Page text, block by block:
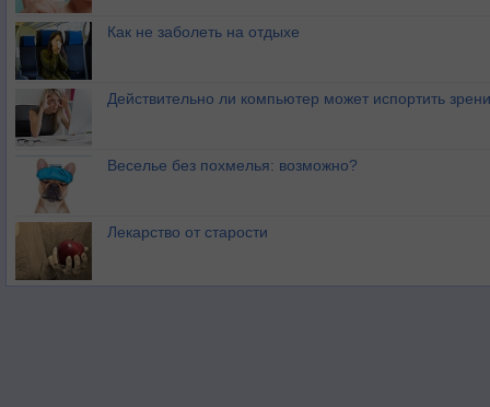
Как не заболеть на отдыхе
Действительно ли компьютер может испортить
Веселье без похмелья: возможно?
Лекарство от старости